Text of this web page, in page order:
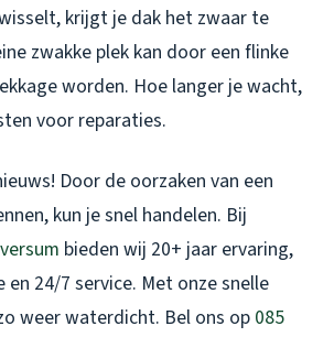
krijgt je dak het zwaar te
zwakke plek kan door een flinke
worden. Hoe langer je wacht,
voor reparaties.
Door de oorzaken van een
kun je snel handelen. Bij
bieden wij 20+ jaar ervaring,
24/7 service. Met onze snelle
weer waterdicht. Bel ons op 085